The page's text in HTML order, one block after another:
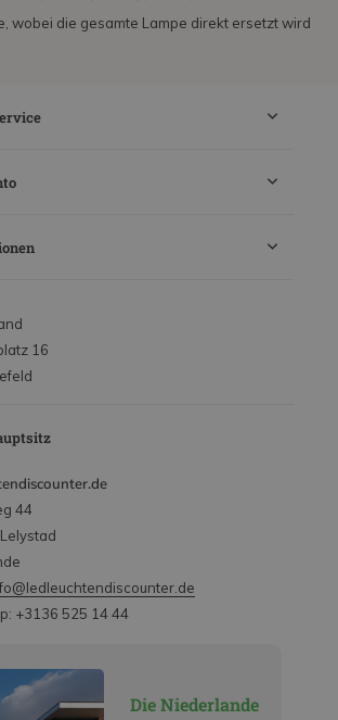
wobei die gesamte Lampe direkt ersetzt wird
16
44
+3136 525 14 44
Die Niederlande